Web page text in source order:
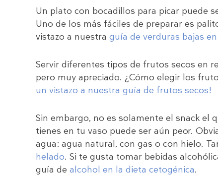
Un plato con bocadillos para picar puede
Uno de los más fáciles de preparar es
vistazo a nuestra guía de verduras bajas
Servir diferentes tipos de frutos secos en
pero muy apreciado. ¿Cómo elegir los
un vistazo a nuestra guía de frutos secos!
Sin embargo, no es solamente el snack el
tienes en tu vaso puede ser aún peor.
agua: agua natural, con gas o con hielo.
helado. Si te gusta tomar bebidas
guía de alcohol en la dieta cetogénica.